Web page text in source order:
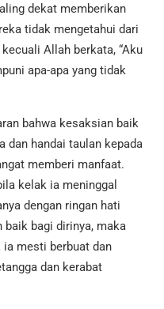
dekat memberikan
tidak mengetahui dari
Allah berkata, “Aku
apa-apa yang tidak
bahwa kesaksian baik
dan handai taulan kepada
memberi manfaat.
kelak ia meninggal
dengan ringan hati
baik bagi dirinya, maka
mesti berbuat dan
dan kerabat